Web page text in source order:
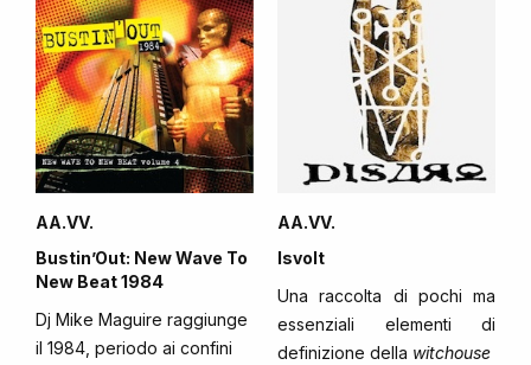
AA.VV.
Bustin’Out: New Wave To
New Beat 1984
Dj Mike Maguire raggiunge
il 1984, periodo ai confini
AA.VV.
Isvolt
Una raccolta di pochi ma
essenziali elementi di
definizione della witchouse